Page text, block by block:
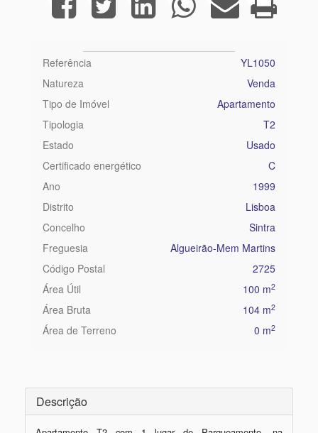
Referência
YL1050
Natureza
Venda
Tipo de Imóvel
Apartamento
Tipologia
T2
Estado
Usado
Certificado energético
C
Ano
1999
Distrito
Lisboa
Concelho
Sintra
Freguesia
Algueirão-Mem Martins
Código Postal
2725
Área Útil
100 m2
Área Bruta 104 m2
Área de Terreno 0 m2
Descrição